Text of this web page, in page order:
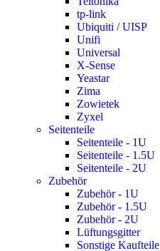
tp-link
Ubiquiti / UISP
Unifi
Universal
X-Sense
Yeastar
Zima
Zowietek
Zyxel
Seitenteile
Seitenteile - 1U
Seitenteile - 1.5U
Seitenteile - 2U
Zubehör
Zubehör - 1U
Zubehör - 1.5U
Zubehör - 2U
Lüftungsgitter
Sonstige Kaufteile